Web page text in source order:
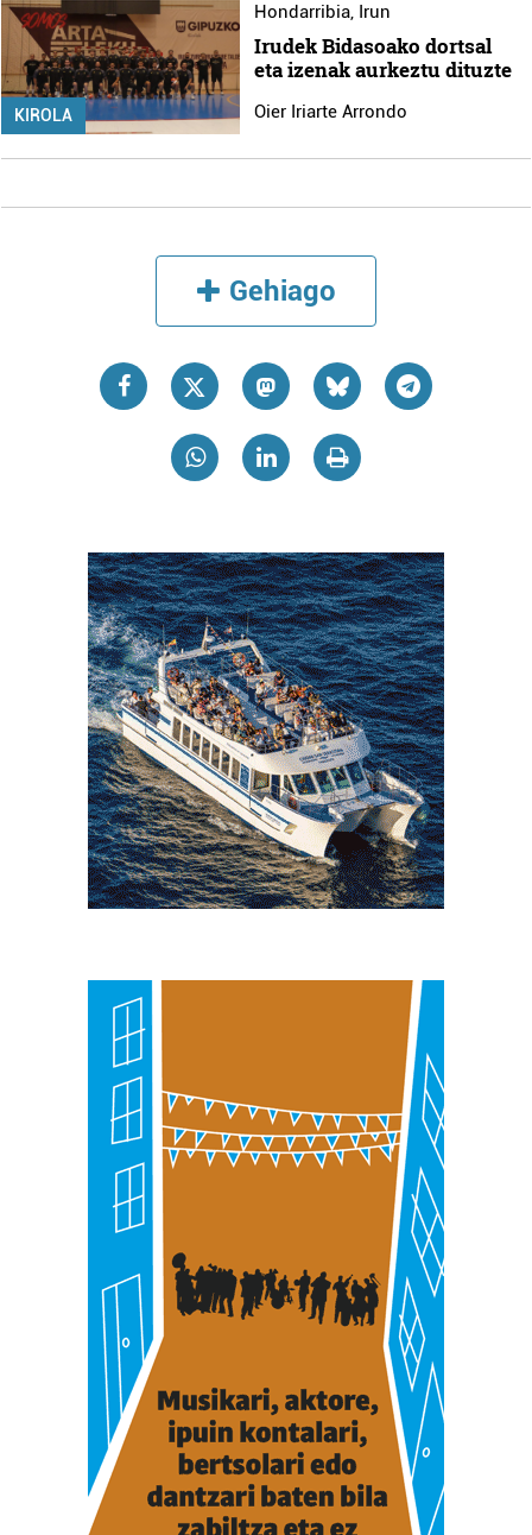
KIROLA
Hondarribia, Irun
Irudek Bidasoako dortsal
eta izenak aurkeztu dituzte
Oier Iriarte Arrondo
Gehiago